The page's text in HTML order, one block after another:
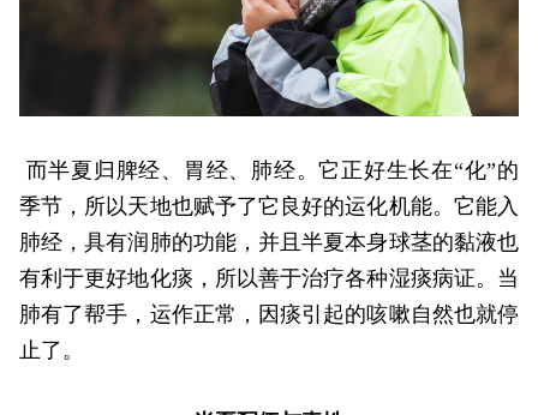
而半夏归脾经、胃经、肺经。它正好生长在“化”的
季节，所以天地也赋予了它良好的运化机能。它能入
肺经，具有润肺的功能，并且半夏本身球茎的黏液也
有利于更好地化痰，所以善于治疗各种湿痰病证。当
肺有了帮手，运作正常，因痰引起的咳嗽自然也就停
止了。